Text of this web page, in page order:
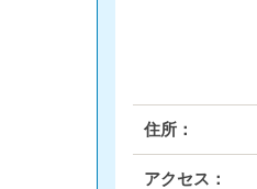
住所：
アクセス：